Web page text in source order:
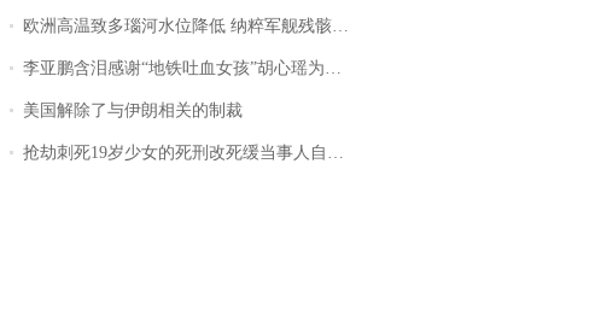
欧洲高温致多瑙河水位降低 纳粹军舰残骸重见天日
李亚鹏含泪感谢“地铁吐血女孩”胡心瑶为嫣然天使捐99999元：这份捐赠太沉重，尊重其捐赠意愿，个人向胡心瑶和她的病友之家各捐赠99999元
美国解除了与伊朗相关的制裁
抢劫刺死19岁少女的死刑改死缓当事人自述：出狱11年间始终刻意躲避被害人家属